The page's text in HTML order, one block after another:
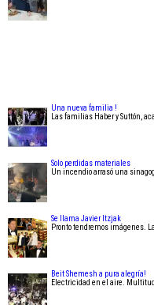
Una nueva familia !
Las familias Haber y Suttón,
Solo perdidas materiales
Un incendio arrasó una
Se llama Javier Itzjak
Pronto tendremos imágenes.
Beit Shemesh a pura alegría!
Electricidad en el aire.